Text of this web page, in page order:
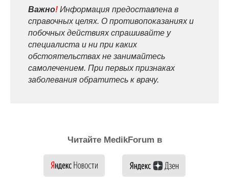
Важно! Информация предоставлена в
справочных целях. О противопоказаниях и
побочных действиях спрашивайте у
специалиста и ни при каких
обстоятельствах не занимайтесь
самолечением. При первых признаках
заболевания обратитесь к врачу.
Читайте MedikForum в